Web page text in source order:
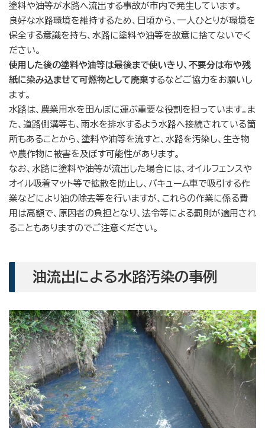
塗料や油等が水路へ流出する事故が市内で発生しています。
良好な水路環境を維持するため、日頃から、一人ひとりが環境を
保全する意識を持ち、水路に塗料や油等を故意に捨てないでく
ださい。
使用した後の塗料や油等は最後まで使いきり、不要分は布や残
紙に染み込ませて可燃物として廃棄するなどご協力をお願いし
ます。
水路は、農業用水を田んぼに運ぶ重要な役割を担っています。ま
た、道路側溝等も、雨水を排水するよう水路へ接続されている箇
所もあることから、塗料や油等を流すと、水路を汚染し、生き物
や農作物に被害を及ぼす可能性があります。
なお、水路に塗料や油等が流出した場合には、オイルフェンスや
オイル吸着マット等で拡散を防止し、バキューム車で吸引する作
業などにより油の除去等を行いますが、これらの作業に係る費
用は高額で、原因者の負担となり、法令等による罰則が適用され
ることもありますのでご注意ください。
油流出による水路汚染の事例